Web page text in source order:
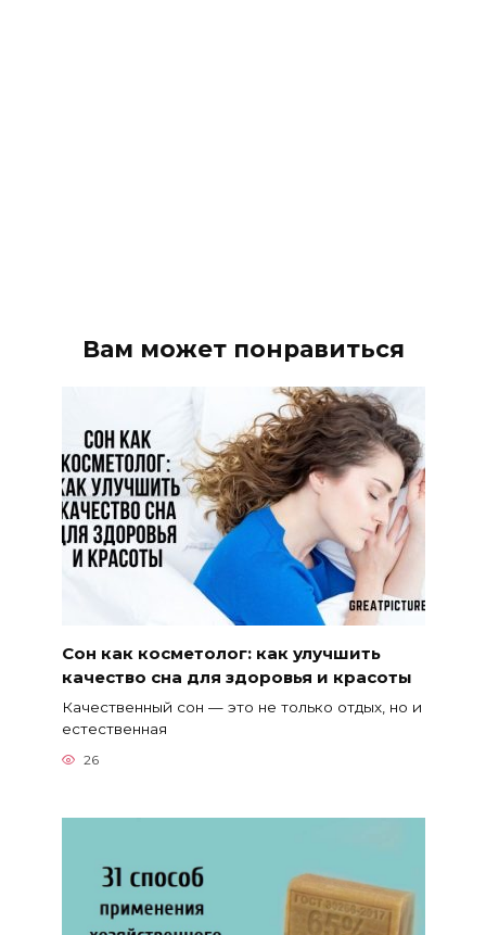
Вам может понравиться
Сон как косметолог: как улучшить
качество сна для здоровья и красоты
Качественный сон — это не только отдых, но и
естественная
26